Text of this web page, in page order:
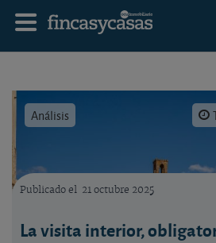
Análisis
Publicado el 21 octubre 2025
La visita interior,